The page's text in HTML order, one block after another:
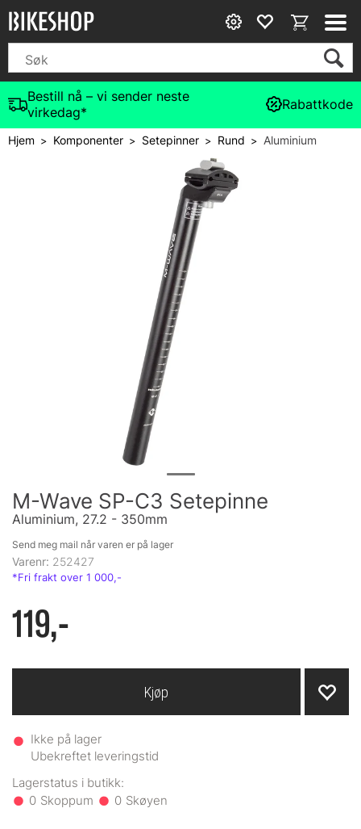
Bestill nå – vi sender neste
virkedag*
Rabattkode
Hjem> Komponenter> Setepinner> Rund >Aluminium
M-Wave SP-C3 Setepinne
Aluminium, 27.2 - 350mm
Varenr: 252427
119,-
Ikke på lager
Ubekreftet leveringstid
0 0
Kjøp
Send meg mail når varen er på lager